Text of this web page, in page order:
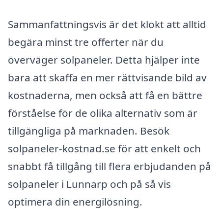
Sammanfattningsvis är det klokt att alltid
begära minst tre offerter när du
överväger solpaneler. Detta hjälper inte
bara att skaffa en mer rättvisande bild av
kostnaderna, men också att få en bättre
förståelse för de olika alternativ som är
tillgängliga på marknaden. Besök
solpaneler-kostnad.se för att enkelt och
snabbt få tillgång till flera erbjudanden på
solpaneler i Lunnarp och på så vis
optimera din energilösning.